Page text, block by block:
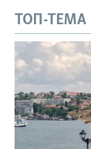
ТОП-ТЕМА